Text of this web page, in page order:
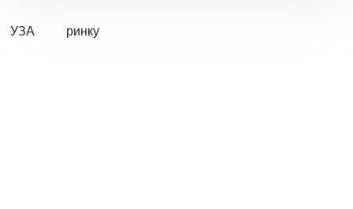
УЗА ринку